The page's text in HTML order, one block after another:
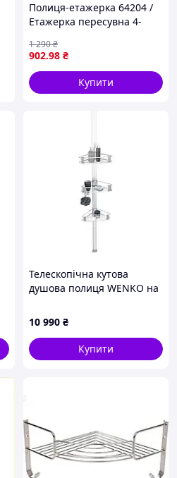
Полиця-етажерка 64204 /
Етажерка пересувна 4-
колесах, 717X79A94
902.98 ₴
1 290₴
Купити
Телескопічна кутова
душова полиця WENKO на
19, 5 см, срібляста
10 990 ₴
Купити